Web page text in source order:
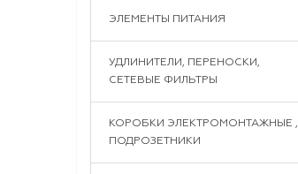
ЭЛЕМЕНТЫ ПИТАНИЯ
УДЛИНИТЕЛИ, ПЕРЕНОСКИ,
СЕТЕВЫЕ ФИЛЬТРЫ
КОРОБКИ ЭЛЕКТРОМОНТАЖНЫЕ ,
ПОДРОЗЕТНИКИ